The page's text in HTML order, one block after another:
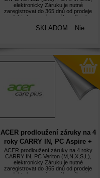
elektronicky Záruku je nutné
zaregistrovat do 365 dnů od prodeje
produktu koncovému zákazníkovi, v
záruka akceptována. Služba Acer Care
SKLADOM : Nie
ACER prodloužení záruky na 4
roky CARRY IN, PC Aspire +
Veriton (M,N,X,S,L),
elektronicky
ACER prodloužení záruky na 4 roky
CARRY IN, PC Veriton (M,N,X,S,L),
elektronicky Záruku je nutné
zaregistrovat do 365 dnů od prodeje
produktu koncovému zákazníkovi, v